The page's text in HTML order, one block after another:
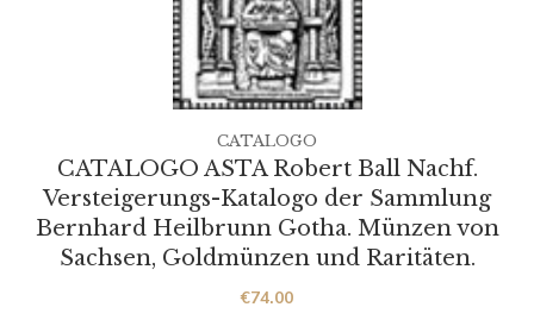
CATALOGO ASTA Robert Ball Nachf.
Versteigerungs-Katalogo der Sammlung
Bernhard Heilbrunn Gotha. Münzen von
Sachsen, Goldmünzen und Raritäten.
€74.00
CATALOGO